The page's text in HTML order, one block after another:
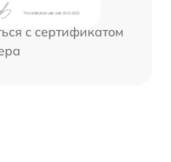
с сертификатом